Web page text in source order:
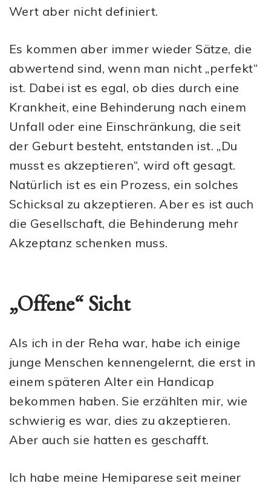
Wert aber nicht definiert.
Es kommen aber immer wieder Sätze, die
abwertend sind, wenn man nicht „perfekt“
ist. Dabei ist es egal, ob dies durch eine
Krankheit, eine Behinderung nach einem
Unfall oder eine Einschränkung, die seit
der Geburt besteht, entstanden ist. „Du
musst es akzeptieren“, wird oft gesagt.
Natürlich ist es ein Prozess, ein solches
Schicksal zu akzeptieren. Aber es ist auch
die Gesellschaft, die Behinderung mehr
Akzeptanz schenken muss.
„Offene“ Sicht
Als ich in der Reha war, habe ich einige
junge Menschen kennengelernt, die erst in
einem späteren Alter ein Handicap
bekommen haben. Sie erzählten mir, wie
schwierig es war, dies zu akzeptieren.
Aber auch sie hatten es geschafft.
Ich habe meine Hemiparese seit meiner